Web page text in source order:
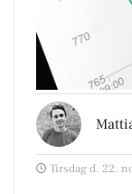
Tirsdag d. 22.